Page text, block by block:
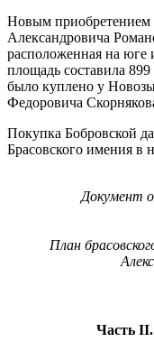
Новым приобретением
Александровича
расположенная на
площадь составила
было куплено у
Федоровича
Покупка Бобровской
Брасовского имения в
Документ
План
Часть